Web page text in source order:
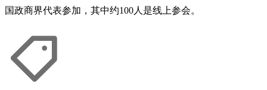
国政商界代表参加，其中约100人是线上参会。